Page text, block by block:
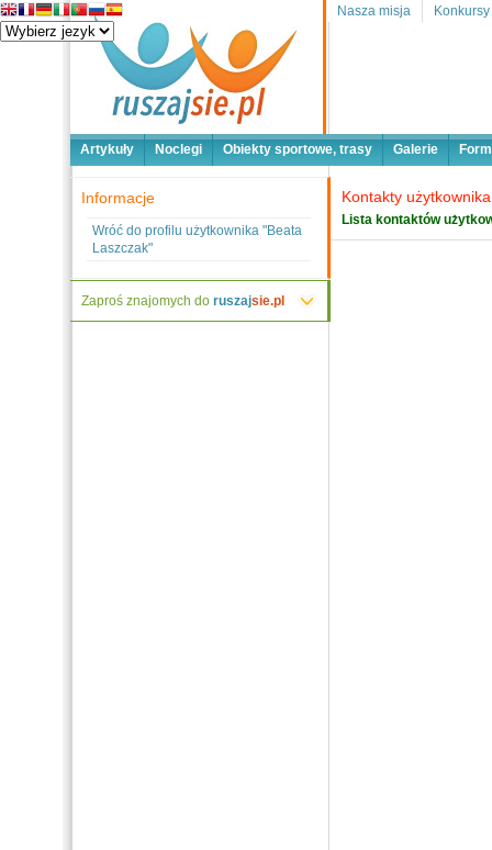
Nasza misja Konkursy
Artykuły Noclegi Obiekty sportowe, trasy Galerie
Informacje
Wróć do profilu użytkownika "Beata
Laszczak"
Zaproś znajomych do ruszajsie.pl
Kontakty
Lista kontaktów